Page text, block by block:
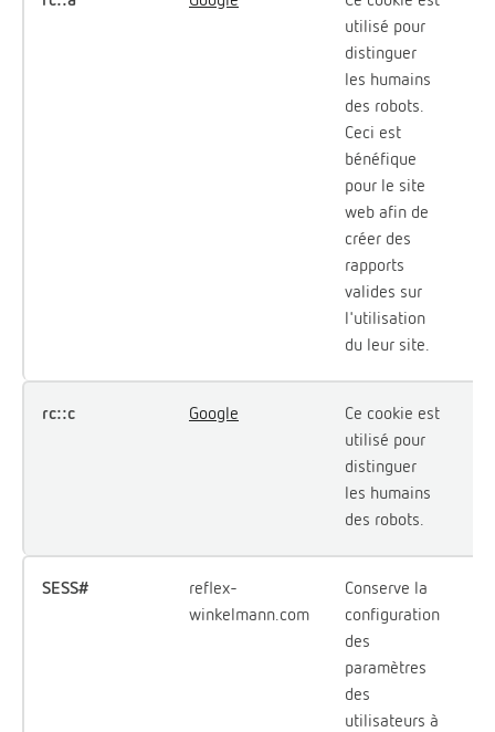
utilisé pour
distinguer
les humains
des robots.
Ceci est
bénéfique
pour le site
web afin de
créer des
rapports
valides sur
l'utilisation
du leur site.
rc::c Google
Ce cookie est
utilisé pour
distinguer
les humains
des robots.
SESS#
reflex-
winkelmann.com
Conserve la
configuration
des
paramètres
des
utilisateurs à